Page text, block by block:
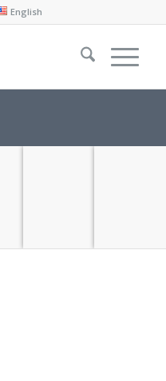
English